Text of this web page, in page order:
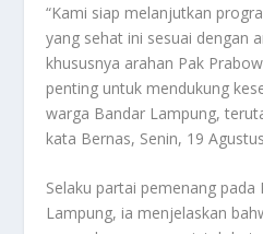
“Kami siap melanjutkan
yang sehat ini sesuai dengan
khususnya arahan Pak
penting untuk mendukung
warga Bandar Lampung,
kata Bernas, Senin, 19
Selaku partai pemenang
Lampung, ia menjelaskan